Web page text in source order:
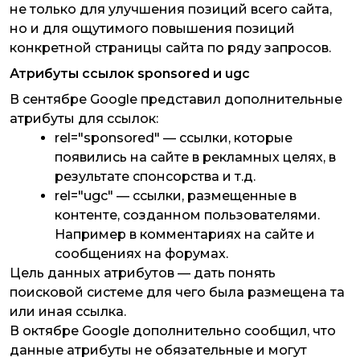
не только для улучшения позиций всего сайта,
но и для ощутимого повышения позиций
конкретной страницы сайта по ряду запросов.
Атрибуты ссылок sponsored и ugc
В сентябре Google представил дополнительные
атрибуты для ссылок:
rel="sponsored" — ссылки, которые
появились на сайте в рекламных целях, в
результате спонсорства и т.д.
rel="ugc" — ссылки, размещенные в
контенте, созданном пользователями.
Например в комментариях на сайте и
сообщениях на форумах.
Цель данных атрибутов — дать понять
поисковой системе для чего была размещена та
или иная ссылка.
В октябре Google дополнительно сообщил, что
данные атрибуты не обязательные и могут